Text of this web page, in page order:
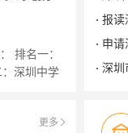
英国“公
学宗
排名一：
深圳中学
___1
报读
学习
申
需要
深圳
更多